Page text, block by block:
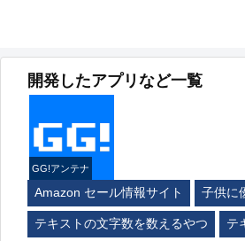
開発したアプリなど一覧
GG!アンテナ
Amazon セール情報サイト 子供に
テキストの文字数を数えるやつ テ